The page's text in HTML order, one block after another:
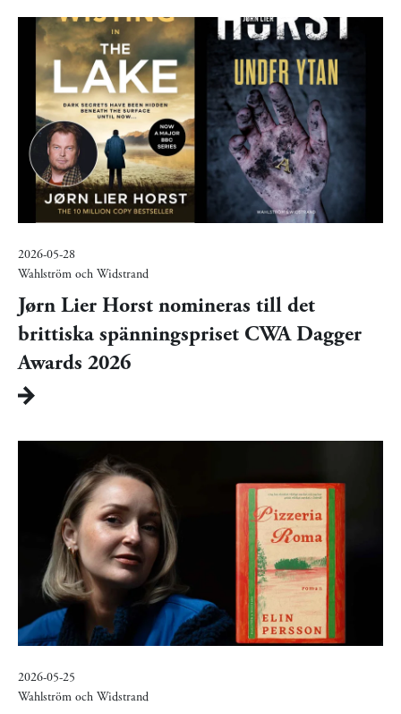
2026-05-28
Wahlström och Widstrand
Jørn Lier Horst nomineras till det
brittiska spänningspriset CWA Dagger
Awards 2026
2026-05-25
Wahlström och Widstrand